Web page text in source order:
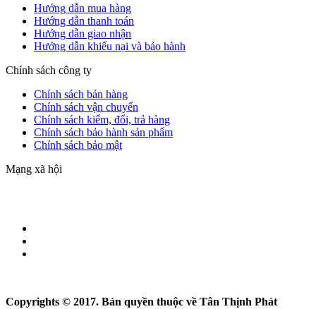
Hướng dẫn mua hàng
Hướng dẫn thanh toán
Hướng dẫn giao nhận
Hướng dẫn khiếu nại và bảo hành
Chính sách công ty
Chính sách bán hàng
Chính sách vận chuyển
Chính sách kiểm, đổi, trả hàng
Chính sách bảo hành sản phẩm
Chính sách bảo mật
Mạng xã hội
Copyrights © 2017. Bản quyền thuộc về Tân Thịnh Phát